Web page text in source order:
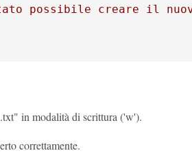
possibile creare il
in modalità di scrittura ('w').
correttamente.